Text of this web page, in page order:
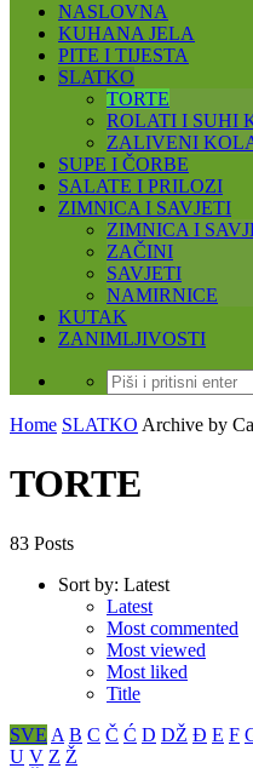
NASLOVNA
KUHANA JELA
PITE I TIJESTA
SLATKO
TORTE
ROLATI I SUHI
ZALIVENI
SUPE I ČORBE
SALATE I PRILOZI
ZIMNICA I SAVJETI
ZIMNICA I
ZAČINI
SAVJETI
NAMIRNICE
KUTAK
ZANIMLJIVOSTI
Home SLATKO Archive by
TORTE
83 Posts
Sort by: Latest
Latest
Most commented
Most viewed
Most liked
Title
SVE A B C Č Ć D DŽ Đ E F
U V Z Ž